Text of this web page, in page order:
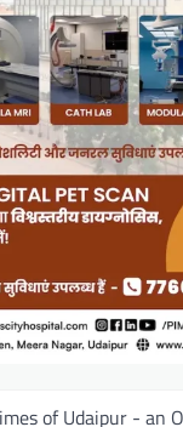
of Udaipur - an